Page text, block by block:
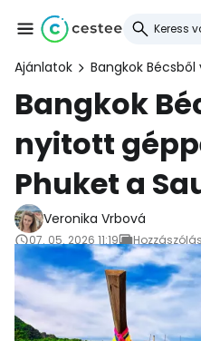
Ajánlatok Bangkok
Bangkok
nyitott
Phuket a
Veronika Vrbová
07. 05. 2026 11:19
Cestee-
... az utazási
Folytatás